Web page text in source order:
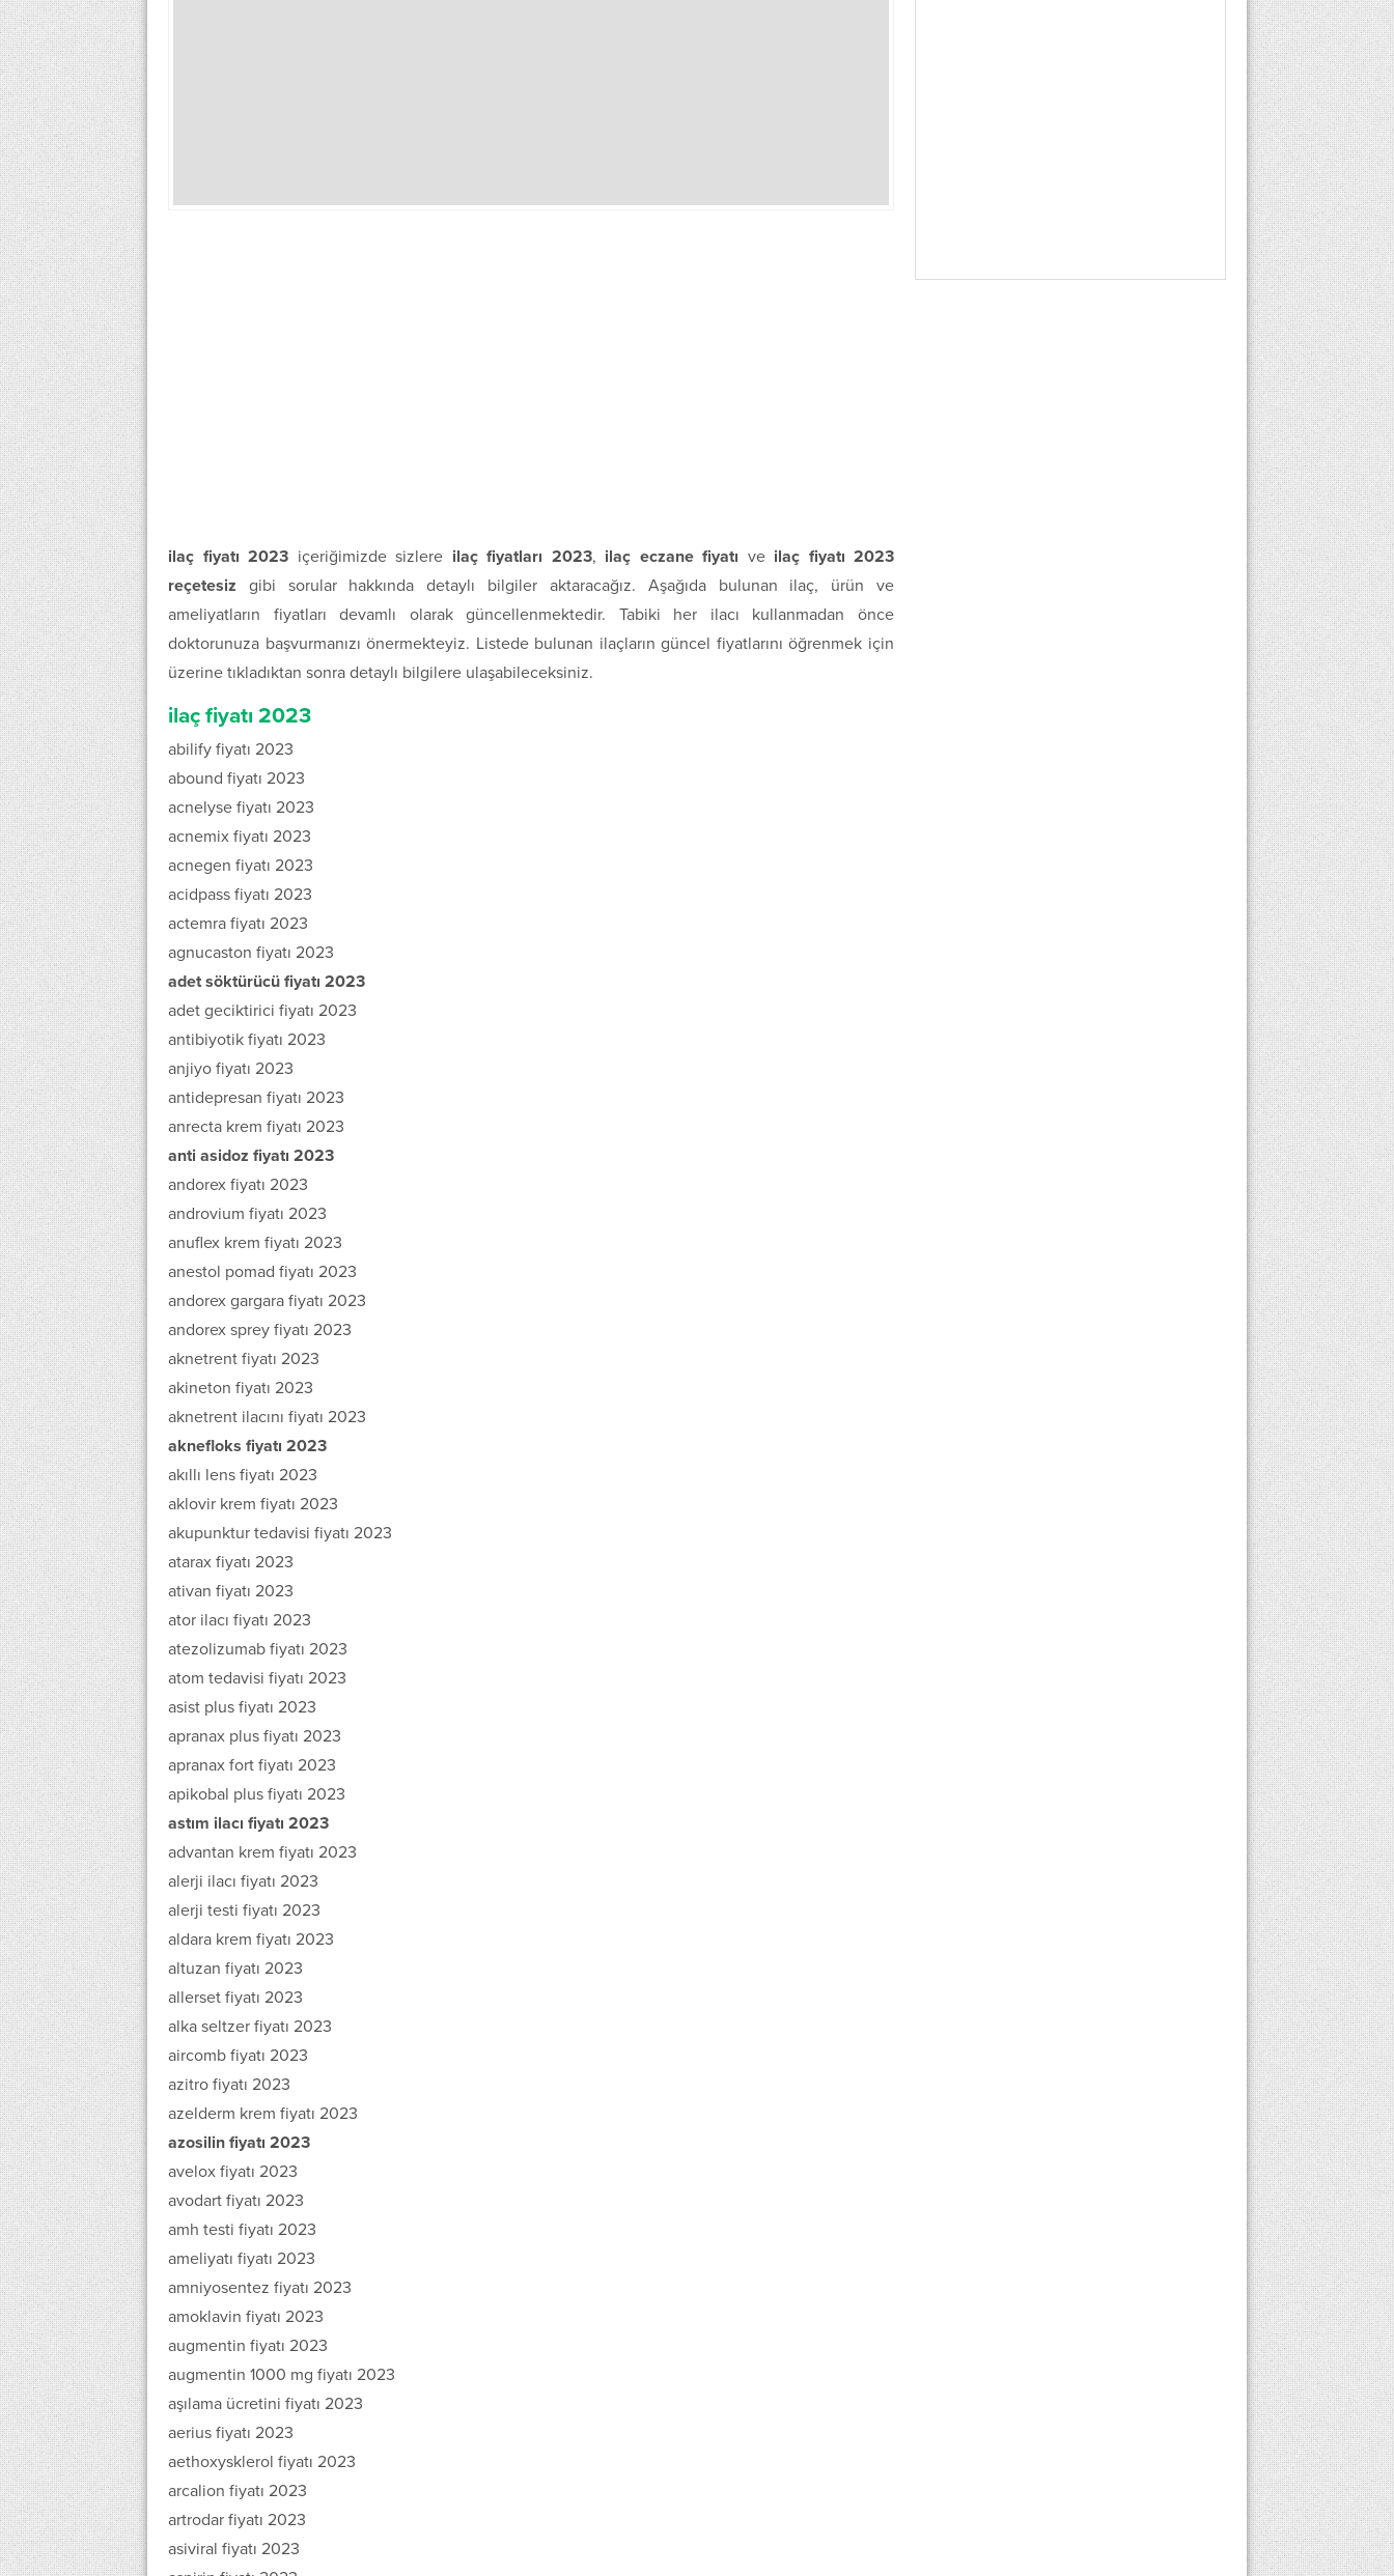
ilaç fiyatı 2023 içeriğimizde sizlere ilaç fiyatları 2023, ilaç eczane fiyatı ve ilaç fiyatı 2023
reçetesiz gibi sorular hakkında detaylı bilgiler aktaracağız. Aşağıda bulunan ilaç, ürün ve
ameliyatların fiyatları devamlı olarak güncellenmektedir. Tabiki her ilacı kullanmadan önce
doktorunuza başvurmanızı önermekteyiz. Listede bulunan ilaçların güncel fiyatlarını öğrenmek için
üzerine tıkladıktan sonra detaylı bilgilere ulaşabileceksiniz.
ilaç fiyatı 2023
abilify fiyatı 2023
abound fiyatı 2023
acnelyse fiyatı 2023
acnemix fiyatı 2023
acnegen fiyatı 2023
acidpass fiyatı 2023
actemra fiyatı 2023
agnucaston fiyatı 2023
adet söktürücü fiyatı 2023
adet geciktirici fiyatı 2023
antibiyotik fiyatı 2023
anjiyo fiyatı 2023
antidepresan fiyatı 2023
anrecta krem fiyatı 2023
anti asidoz fiyatı 2023
andorex fiyatı 2023
androvium fiyatı 2023
anuflex krem fiyatı 2023
anestol pomad fiyatı 2023
andorex gargara fiyatı 2023
andorex sprey fiyatı 2023
aknetrent fiyatı 2023
akineton fiyatı 2023
aknetrent ilacını fiyatı 2023
aknefloks fiyatı 2023
akıllı lens fiyatı 2023
aklovir krem fiyatı 2023
akupunktur tedavisi fiyatı 2023
atarax fiyatı 2023
ativan fiyatı 2023
ator ilacı fiyatı 2023
atezolizumab fiyatı 2023
atom tedavisi fiyatı 2023
asist plus fiyatı 2023
apranax plus fiyatı 2023
apranax fort fiyatı 2023
apikobal plus fiyatı 2023
astım ilacı fiyatı 2023
advantan krem fiyatı 2023
alerji ilacı fiyatı 2023
alerji testi fiyatı 2023
aldara krem fiyatı 2023
altuzan fiyatı 2023
allerset fiyatı 2023
alka seltzer fiyatı 2023
aircomb fiyatı 2023
azitro fiyatı 2023
azelderm krem fiyatı 2023
azosilin fiyatı 2023
avelox fiyatı 2023
avodart fiyatı 2023
amh testi fiyatı 2023
ameliyatı fiyatı 2023
amniyosentez fiyatı 2023
amoklavin fiyatı 2023
augmentin fiyatı 2023
augmentin 1000 mg fiyatı 2023
aşılama ücretini fiyatı 2023
aerius fiyatı 2023
aethoxysklerol fiyatı 2023
arcalion fiyatı 2023
artrodar fiyatı 2023
asiviral fiyatı 2023